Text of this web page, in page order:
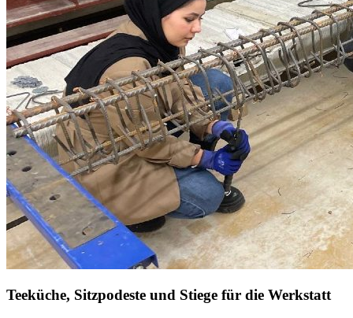
Teeküche, Sitzpodeste und Stiege für die Werkstatt